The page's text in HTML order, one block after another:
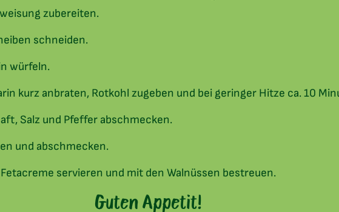
zubereiten.
schneiden.
würfeln.
kurz anbraten, Rotkohl zugeben und bei geringer Hitze ca. 10
Salz und Pfeffer abschmecken.
und abschmecken.
servieren und mit den Walnüssen bestreuen.
Guten Appetit!